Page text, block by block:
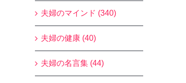
夫婦のマインド (340)
夫婦の健康 (40)
夫婦の名言集 (44)